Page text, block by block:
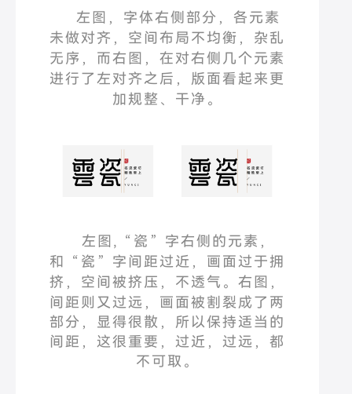
左图，字体右侧部分，各元素
未做对齐，空间布局不均衡，杂乱
无序，而右图，在对右侧几个元素
进行了左对齐之后，版面看起来更
加规整、干净 。
左图, “ 瓷 ” 字右侧的元素，
和 “ 瓷 ” 字间距过近，画面过于拥
挤，空间被挤压，不透气。 右图，
间距 则又过远，画面被割裂成了两
部分，显得很散，所以保持适当的
间距，这很重要，过近，过远，都
不可取。